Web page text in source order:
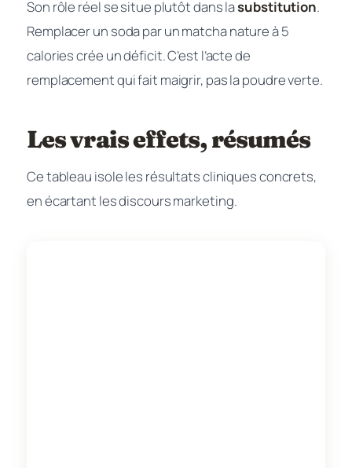
Son rôle réel se situe plutôt dans lasubstitution.
Remplacer un soda par un matcha nature à 5
calories crée un déficit. C’est l’acte de
remplacement qui fait maigrir, pas la poudre verte.
Les vrais effets, résumés
Ce tableau isole les résultats cliniques concrets,
en écartant les discours marketing.